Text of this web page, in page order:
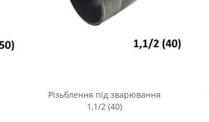
Різьблення під зварювання
1,1/2 (40)